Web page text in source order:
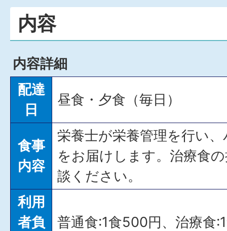
内容
内容詳細
配達
日
昼食・夕食（毎日）
食事
内容
栄養士が栄養管理を行い
をお届けします。治療食
談ください。
利用
者負
普通食:1食500円、治療食